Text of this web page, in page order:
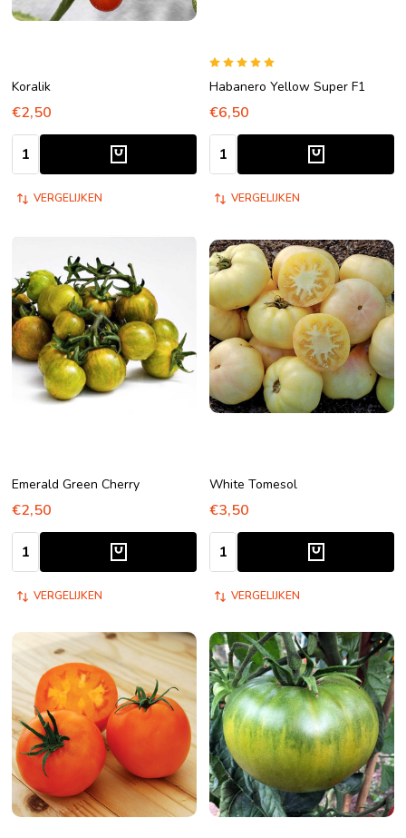
Koralik
€2,50
Aantal:
VERGELIJKEN
Habanero Yellow Super F1
€6,50
Aantal:
VERGELIJKEN
Emerald Green Cherry
€2,50
Aantal:
VERGELIJKEN
White Tomesol
€3,50
Aantal:
VERGELIJKEN